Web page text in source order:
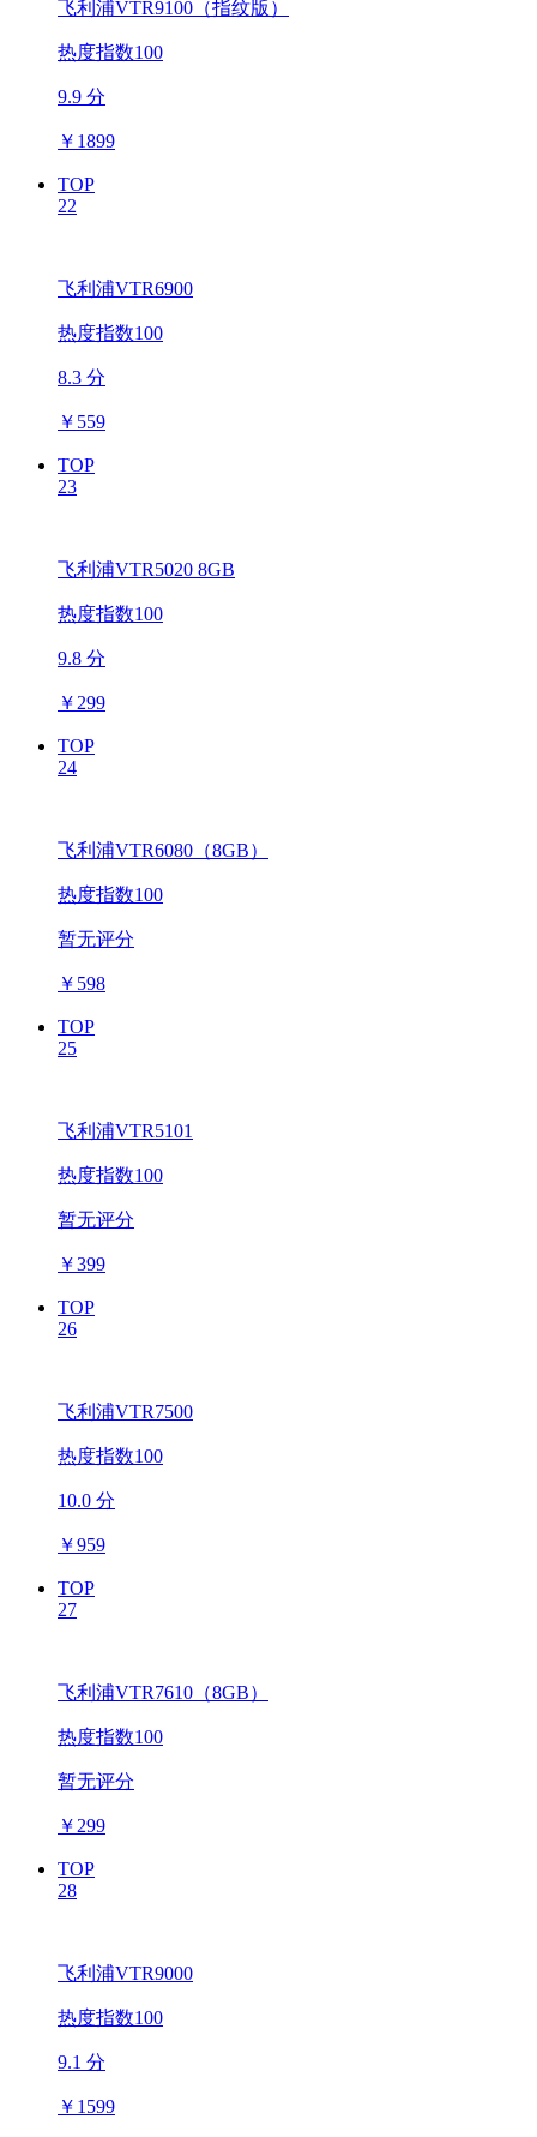
飞利浦VTR9100（指纹版）
热度指数100
9.9 分
￥ 1899
TOP
22
飞利浦VTR6900
热度指数100
8.3 分
￥ 559
TOP
23
飞利浦VTR5020 8GB
热度指数100
9.8 分
￥ 299
TOP
24
飞利浦VTR6080（8GB）
热度指数100
暂无评分
￥ 598
TOP
25
飞利浦VTR5101
热度指数100
暂无评分
￥399
TOP
26
飞利浦VTR7500
热度指数100
10.0 分
￥959
TOP
27
飞利浦VTR7610（8GB）
热度指数100
暂无评分
￥ 299
TOP
28
飞利浦VTR9000
热度指数100
9.1 分
￥ 1599